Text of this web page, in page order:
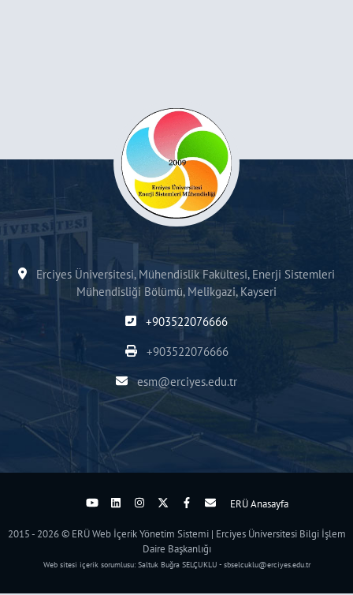
Erciyes Üniversitesi, Mühendislik Fakültesi, Enerji Sistemleri
Mühendisliği Bölümü, Melikgazi, Kayseri
+903522076666
+903522076666
esm@erciyes.edu.tr
ERÜ Anasayfa
2015 - 2026 © ERÜ Web İçerik Yönetim Sistemi | Erciyes Üniversitesi Bilgi İşlem
Daire Başkanlığı
Web sitesi içerik sorumlusu: Saltuk Buğra SELÇUKLU - sbselcuklu@erciyes.edu.tr